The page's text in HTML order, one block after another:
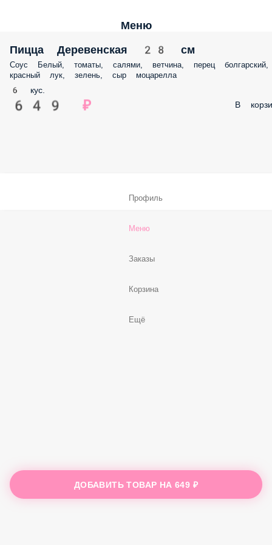
Меню
Пицца Деревенская 28 см
Соус Белый, томаты, салями, ветчина, перец болгарский,
красный лук, зелень, сыр моцарелла
6 кус.
649 ₽ В
ДОБАВИТЬ ТОВАР НА649 ₽
Профиль
Меню
Заказы
Корзина
Ещё